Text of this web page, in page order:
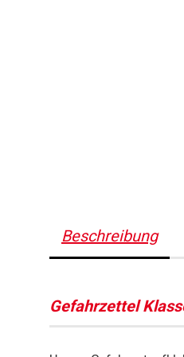
Beschreibung
Gefahrzettel